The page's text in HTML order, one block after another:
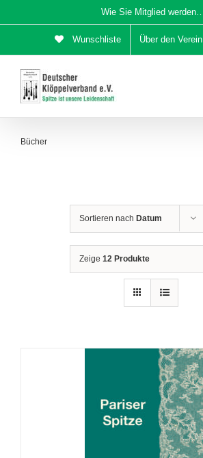
Inhalt
Wie Sie Mitglied werden…
Wunschliste Über den Verein
Bücher
Sortieren nach Datum
Zeige 12 Produkte